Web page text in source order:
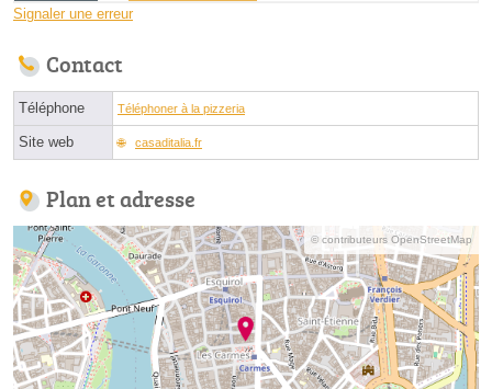
Signaler une erreur
Contact
Téléphone Téléphoner à la pizzeria
Site web casaditalia.fr
Plan et adresse
© contributeurs OpenStreetMap